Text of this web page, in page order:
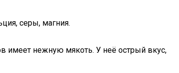
серы, магния.
имеет нежную мякоть. У неё острый вкус,